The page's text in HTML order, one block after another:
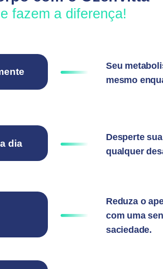
fazem a diferença!
Seu
mesmo
dia
Desperte
qualquer
Reduza o
com uma
saciedade.